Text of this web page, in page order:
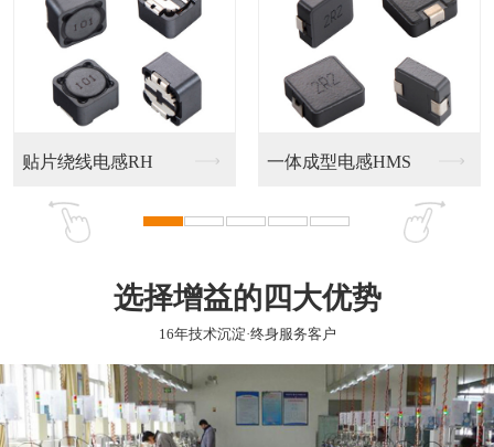
贴片绕线电感RH 一体成型电感HMS
选择增益的四大优势
16年技术沉淀·终身服务客户